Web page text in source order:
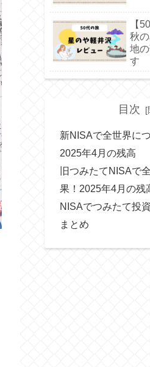
【
秋
地
す
目次
新NISAで全世界に
2025年4月の残高
旧つみたてNISAで
果！2025年4月の残
NISAでつみたて投
まとめ